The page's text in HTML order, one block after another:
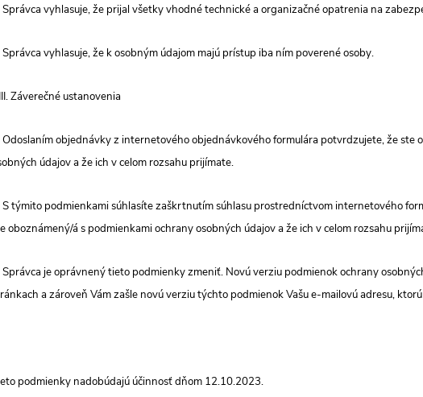
Správca vyhlasuje, že prijal všetky vhodné technické a organizačné opatrenia na
Správca vyhlasuje, že k osobným údajom majú prístup iba ním poverené osoby.
Záverečné ustanovenia
Odoslaním objednávky z internetového objednávkového formulára potvrdzujete, že ste
údajov a že ich v celom rozsahu prijímate.
S týmito podmienkami súhlasíte zaškrtnutím súhlasu prostredníctvom internetového
oboznámený/á s podmienkami ochrany osobných údajov a že ich v celom rozsahu
Správca je oprávnený tieto podmienky zmeniť. Novú verziu podmienok ochrany
a zároveň Vám zašle novú verziu týchto podmienok Vašu e-mailovú adresu,
podmienky nadobúdajú účinnosť dňom 12.10.2023.